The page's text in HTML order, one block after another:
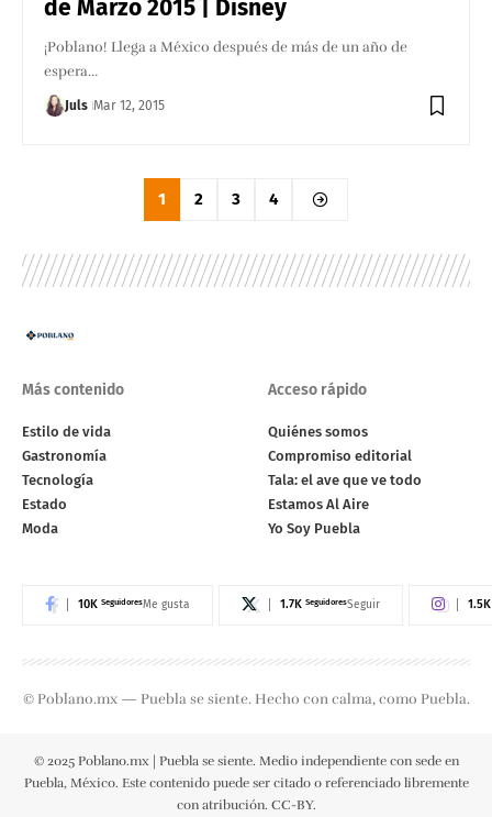
de Marzo 2015 | Disney
¡Poblano! Llega a México después de más de un año de
espera…
Juls Mar 12, 2015
1 2 3 4
Más contenido
Estilo de vida
Gastronomía
Tecnología
Estado
Moda
Acceso rápido
Quiénes somos
Compromiso editorial
Tala: el ave que ve todo
Estamos Al Aire
Yo Soy Puebla
10K SeguidoresMe gusta 1.7K SeguidoresSeguir 1.5K
© Poblano.mx — Puebla se siente. Hecho con calma, como Puebla.
© 2025 Poblano.mx | Puebla se siente. Medio independiente con sede en
Puebla, México. Este contenido puede ser citado o referenciado libremente
con atribución. CC-BY.